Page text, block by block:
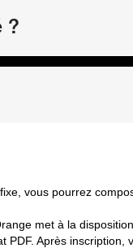
?
vous pourrez
met à la
PDF. Après inscription,